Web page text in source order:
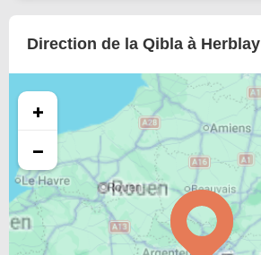
Direction de la Qibla à Herblay
+
−